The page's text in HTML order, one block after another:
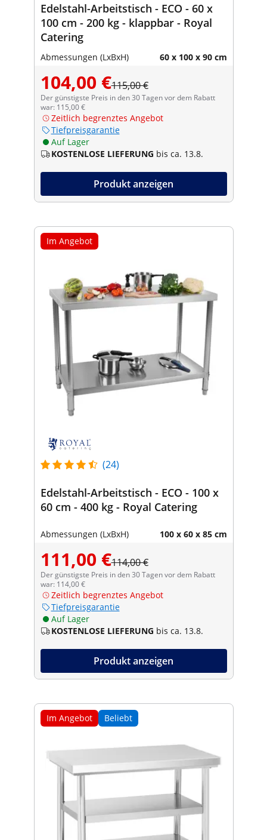
Edelstahl-Arbeitstisch - ECO - 60 x
100 cm - 200 kg - klappbar - Royal
Catering
Abmessungen (LxBxH) 60 x 100 x 90 cm
104,00 €115,00 €
Der günstigste Preis in den 30 Tagen vor dem Rabatt
war: 115,00 €
Zeitlich begrenztes Angebot
Tiefpreisgarantie
Auf Lager
KOSTENLOSE LIEFERUNG bis ca. 13.8.
Produkt anzeigen
Im Angebot
(24)
Edelstahl-Arbeitstisch - ECO - 100 x
60 cm - 400 kg - Royal Catering
Abmessungen (LxBxH) 100 x 60 x 85 cm
111,00 €114,00 €
Der günstigste Preis in den 30 Tagen vor dem Rabatt
war: 114,00 €
Zeitlich begrenztes Angebot
Tiefpreisgarantie
Auf Lager
KOSTENLOSE LIEFERUNG bis ca. 13.8.
Produkt anzeigen
Im Angebot Beliebt